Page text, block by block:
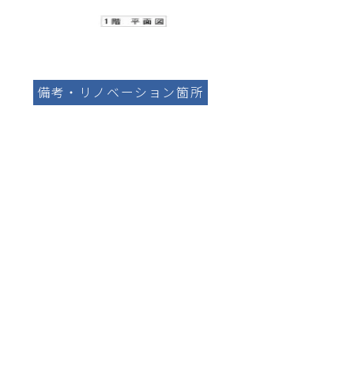
備考・リノベーション箇所